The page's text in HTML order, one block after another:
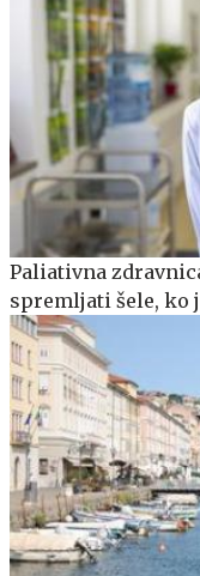
Paliativna
spremljati šele, ko